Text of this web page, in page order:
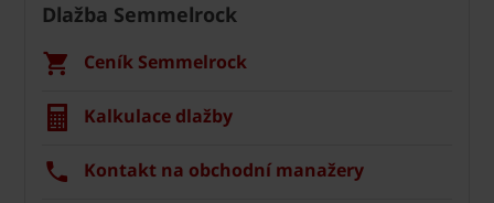
Dlažba Semmelrock
Ceník Semmelrock
Kalkulace dlažby
Kontakt na obchodní manažery